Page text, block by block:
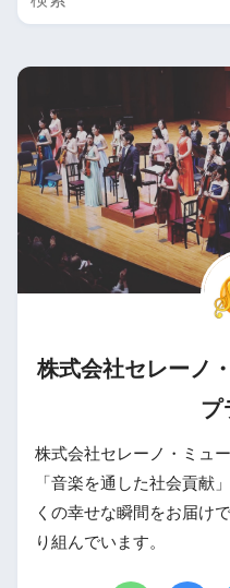
株式会社セレーノ
プ
株式会社セレーノ・ミュ
「音楽を通した社会貢献
くの幸せな瞬間をお届け
り組んでいます。